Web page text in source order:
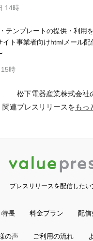
14時
テンプレートの提供・利用
イト事業者向けhtmlメール配
時
松下電器産業株式会社
関連プレスリリースをもっ
プレスリリースを配信したい
特長 料金プラン 配信
の声 ご利用の流れ